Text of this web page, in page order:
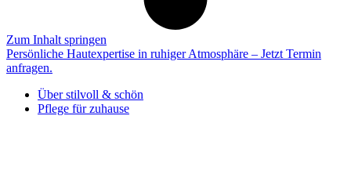
Zum Inhalt springen
Persönliche Hautexpertise in ruhiger Atmosphäre – Jetzt Termin
anfragen.
Über stilvoll & schön
Pflege für zuhause